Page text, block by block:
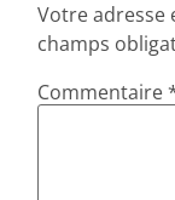
Votre adresse
champs
Commentaire